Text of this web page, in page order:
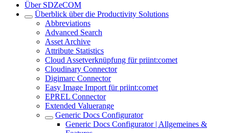
Über SDZeCOM
Überblick über die Productivity Solutions
Abbreviations
Advanced Search
Asset Archive
Attribute Statistics
Cloud Assetverknüpfung für priint:comet
Cloudinary Connector
Digimarc Connector
Easy Image Import für priint:comet
EPREL Connector
Extended Valuerange
Generic Docs Configurator
Generic Docs Configurator | Allgemeines &